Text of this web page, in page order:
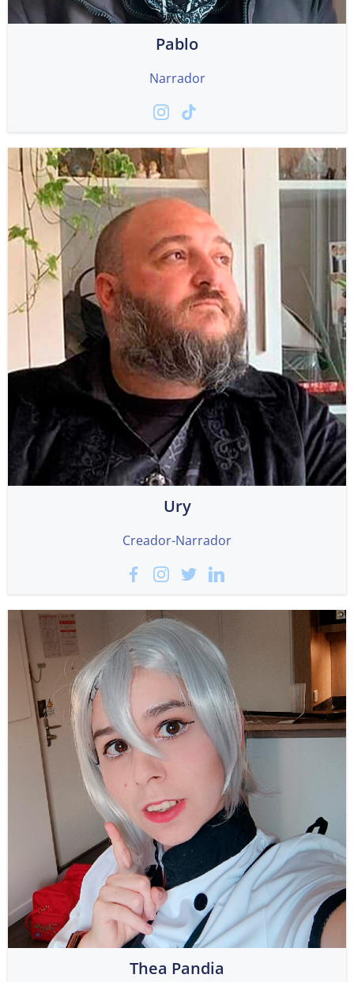
Pablo
Narrador
Ury
Creador-Narrador
Thea Pandia